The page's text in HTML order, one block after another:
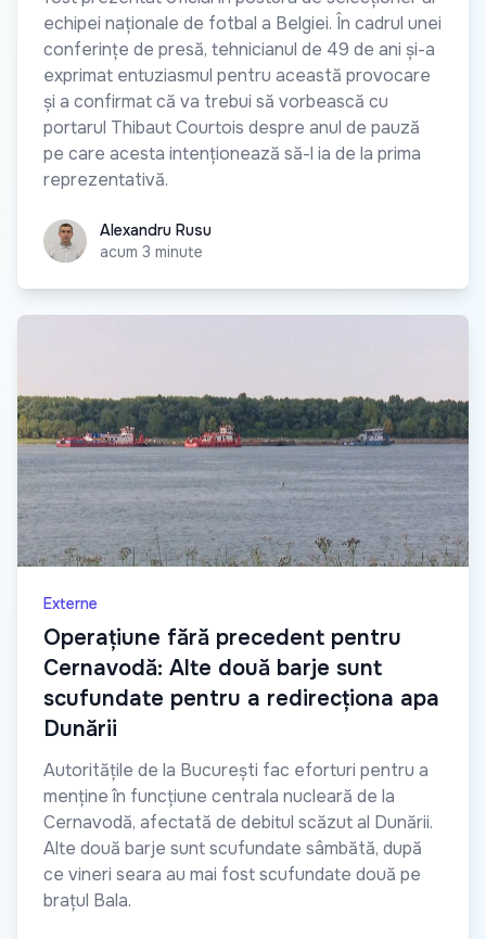
echipei naționale de fotbal a Belgiei. În cadrul unei
conferințe de presă, tehnicianul de 49 de ani și-a
exprimat entuziasmul pentru această provocare
și a confirmat că va trebui să vorbească cu
portarul Thibaut Courtois despre anul de pauză
pe care acesta intenționează să-l ia de la prima
reprezentativă.
Alexandru Rusu
Alexandru Rusu
acum 3 minute
Externe
Operațiune fără precedent pentru
Cernavodă: Alte două barje sunt
scufundate pentru a redirecționa apa
Dunării
Autoritățile de la București fac eforturi pentru a
menține în funcțiune centrala nucleară de la
Cernavodă, afectată de debitul scăzut al Dunării.
Alte două barje sunt scufundate sâmbătă, după
ce vineri seara au mai fost scufundate două pe
brațul Bala.